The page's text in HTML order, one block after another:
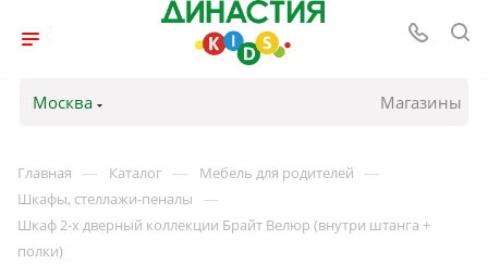
Москва Магазины
Главная — Каталог — Мебель для родителей —
Шкафы, стеллажи-пеналы —
Шкаф 2-х дверный коллекции Брайт Велюр (внутри штанга +
полки)